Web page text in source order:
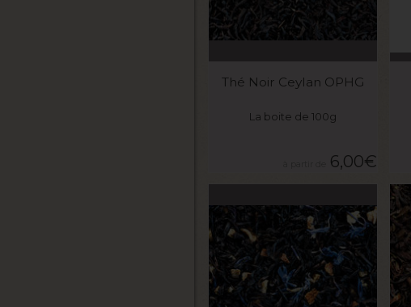
Thé Noir Ceylan OPHG
La boite de 100g
6,00€